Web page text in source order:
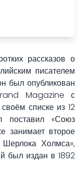
рассказов о
писателем
был опубликован
Magazine с
списке из 12
поставил «Союз
занимает второе
Холмса»,
был издан в 1892